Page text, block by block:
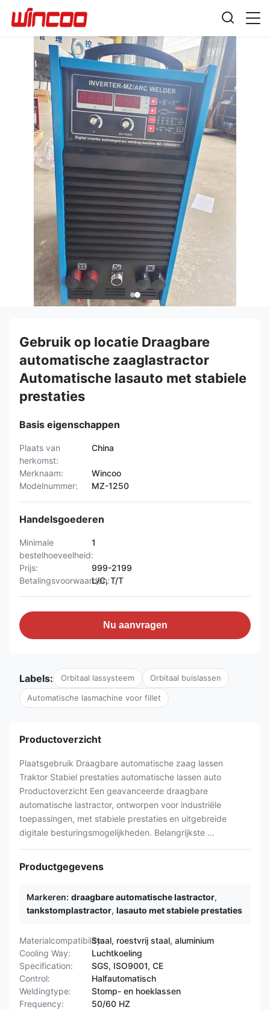
Gebruik op locatie Draagbare
automatische zaaglastractor
Automatische lasauto met stabiele
prestaties
Basis eigenschappen
Plaats van
herkomst:
China
Merknaam:
Wincoo
Modelnummer:
MZ-1250
Handelsgoederen
Minimale
bestelhoeveelheid:
1
Prijs:
999-2199
Betalingsvoorwaarden:
L/C, T/T
Nu aanvragen
Labels: Orbitaal lassysteem Orbitaal buislassen
Automatische lasmachine voor fillet
Productoverzicht
Plaatsgebruik Draagbare automatische zaag lassen
Traktor Stabiel prestaties automatische lassen auto
Productoverzicht Een geavanceerde draagbare
automatische lastractor, ontworpen voor industriële
toepassingen, met stabiele prestaties en uitgebreide
digitale besturingsmogelijkheden. Belangrijkste ...
Productgegevens
Markeren: draagbare automatische lastractor,
tankstomplastractor, lasauto met stabiele prestaties
Materialcompatibility:Staal, roestvrij staal, aluminium
Cooling Way:
Luchtkoeling
Specification:
SGS, ISO9001, CE
Control:
Halfautomatisch
Weldingtype:
Stomp- en hoeklassen
Frequency:
50/60 HZ